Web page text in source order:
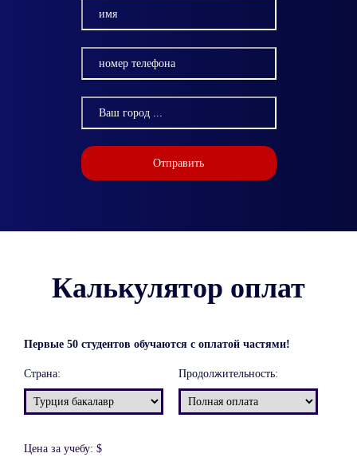
Отправить
Калькулятор оплат
Первые 50 студентов обучаются с оплатой частями!
Страна: Продолжительность:
Цена за учебу: $